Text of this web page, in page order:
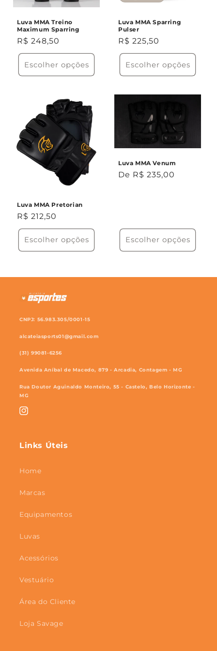
Luva MMA Treino
Maximum Sparring
Preço
normal
R$ 248,50
Escolher opções
Luva MMA Sparring
Pulser
Preço
normal
R$ 225,50
Escolher opções
Luva MMA Pretorian
Preço
normal
R$ 212,50
Escolher opções
Luva MMA Venum
Preço
De R$ 235,00
Escolher opções
CNPJ: 56.983.305/0001-15
alcateiasports01@gmail.com
(31) 99081-6256
Avenida Aníbal de Macedo, 879 - Arcadia, Contagem - MG
Rua Doutor Aguinaldo Monteiro, 55 - Castelo, Belo Horizonte -
MG
Instagram
Links Úteis
Home
Marcas
Equipamentos
Luvas
Acessórios
Vestuário
Área do Cliente
Loja Savage